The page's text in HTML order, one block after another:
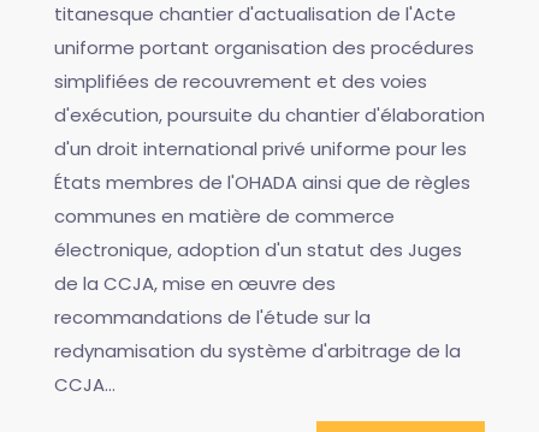
titanesque chantier d'actualisation de l'Acte
uniforme portant organisation des procédures
simplifiées de recouvrement et des voies
d'exécution, poursuite du chantier d'élaboration
d'un droit international privé uniforme pour les
États membres de l'OHADA ainsi que de règles
communes en matière de commerce
électronique, adoption d'un statut des Juges
de la CCJA, mise en œuvre des
recommandations de l'étude sur la
redynamisation du système d'arbitrage de la
CCJA...